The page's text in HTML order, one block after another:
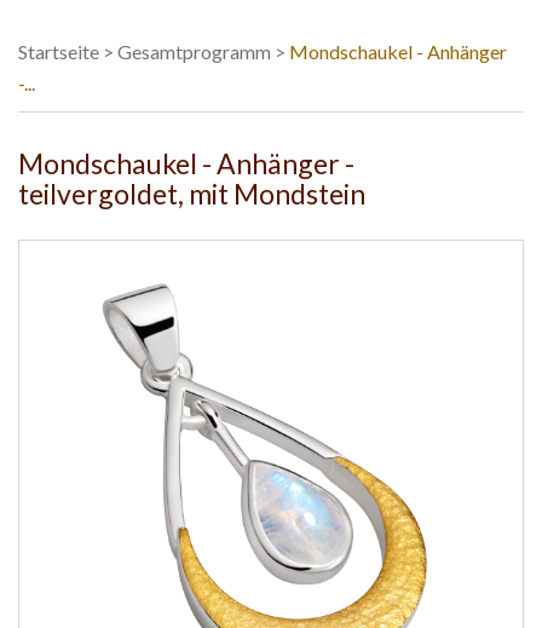
Startseite > Gesamtprogramm > Mondschaukel - Anhänger
-...
Mondschaukel - Anhänger -
teilvergoldet, mit Mondstein